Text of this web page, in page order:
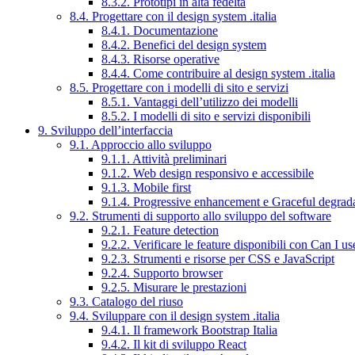
8.4. Progettare con il design system .italia
8.4.1. Documentazione
8.4.2. Benefici del design system
8.4.3. Risorse operative
8.4.4. Come contribuire al design system .italia
8.5. Progettare con i modelli di sito e servizi
8.5.1. Vantaggi dell’utilizzo dei modelli
8.5.2. I modelli di sito e servizi disponibili
9. Sviluppo dell’interfaccia
9.1. Approccio allo sviluppo
9.1.1. Attività preliminari
9.1.2. Web design responsivo e accessibile
9.1.3. Mobile first
9.1.4. Progressive enhancement e Graceful
9.2. Strumenti di supporto allo sviluppo del software
9.2.1. Feature detection
9.2.2. Verificare le feature disponibili con Can I
9.2.3. Strumenti e risorse per CSS e JavaScript
9.2.4. Supporto browser
9.2.5. Misurare le prestazioni
9.3. Catalogo del riuso
9.4. Sviluppare con il design system .italia
9.4.1. Il framework Bootstrap Italia
9.4.2. Il kit di sviluppo React